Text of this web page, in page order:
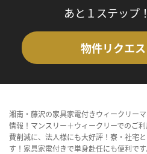
あと１ステップ
物件リクエ
湘南・藤沢の家具家電付きウィークリー
情報！マンスリー＋ウィークリーでのご
費削減に、法人様にも大好評！寮・社宅
す！家具家電付きで単身赴任にも便利です